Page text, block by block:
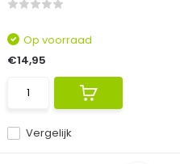
Vergelijk
Op voorraad
€14,95